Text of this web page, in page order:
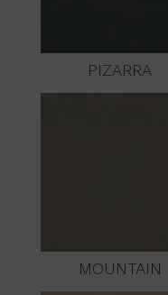
PIZARRA
MOUNTAIN